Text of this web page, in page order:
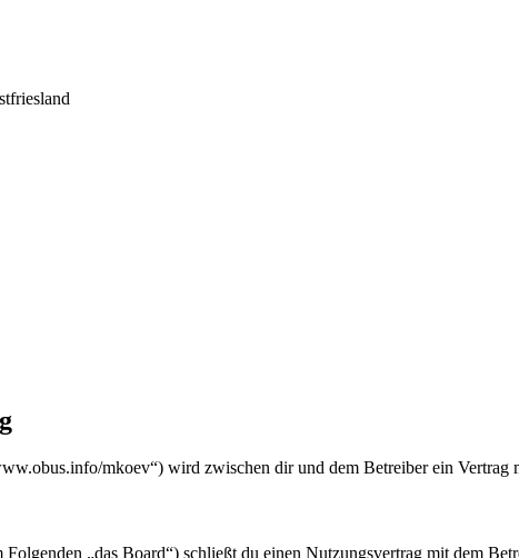
mkoev“) wird zwischen dir und dem Betreiber ein Vertrag
„das Board“) schließt du einen Nutzungsvertrag mit dem